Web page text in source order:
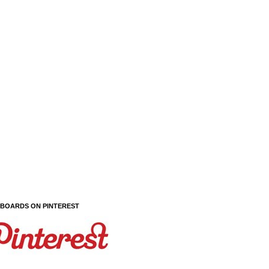
ON PINTEREST